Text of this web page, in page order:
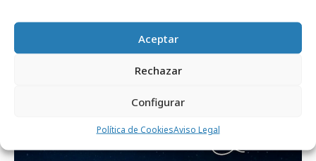
Aceptar
Rechazar
Configurar
Política de CookiesAviso Legal
Agencias